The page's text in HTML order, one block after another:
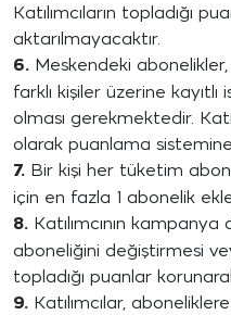
Katılımcıların topladığı
aktarılmayacaktır.
6. Meskendeki
farklı kişiler üzerine kayıtlı
olması gerekmektedir.
olarak puanlama
7. Bir kişi her tüketim
için en fazla 1 abonelik
8. Katılımcının
aboneliğini değiştirmesi
topladığı puanlar
9. Katılımcılar,